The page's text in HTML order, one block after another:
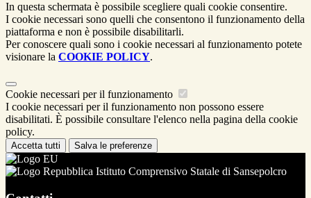
In questa schermata è possibile scegliere quali cookie consentire.
I cookie necessari sono quelli che consentono il funzionamento della
piattaforma e non è possibile disabilitarli.
Per conoscere quali sono i cookie necessari al funzionamento potete
visionare la COOKIE POLICY.
Cookie necessari per il funzionamento
I cookie necessari per il funzionamento non possono essere
disabilitati. È possibile consultare l'elenco nella pagina della cookie
policy.
Accetta tutti Salva le preferenze
Istituto Comprensivo Statale di Sansepolcro